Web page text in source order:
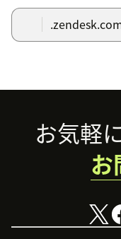
Footerお気軽
お